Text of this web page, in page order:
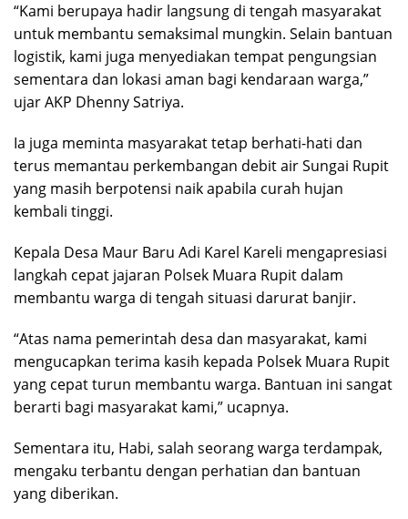
“Kami berupaya hadir langsung di tengah masyarakat
untuk membantu semaksimal mungkin. Selain bantuan
logistik, kami juga menyediakan tempat pengungsian
sementara dan lokasi aman bagi kendaraan warga,”
ujar AKP Dhenny Satriya.
Ia juga meminta masyarakat tetap berhati-hati dan
terus memantau perkembangan debit air Sungai Rupit
yang masih berpotensi naik apabila curah hujan
kembali tinggi.
Kepala Desa Maur Baru Adi Karel Kareli mengapresiasi
langkah cepat jajaran Polsek Muara Rupit dalam
membantu warga di tengah situasi darurat banjir.
“Atas nama pemerintah desa dan masyarakat, kami
mengucapkan terima kasih kepada Polsek Muara Rupit
yang cepat turun membantu warga. Bantuan ini sangat
berarti bagi masyarakat kami,” ucapnya.
Sementara itu, Habi, salah seorang warga terdampak,
mengaku terbantu dengan perhatian dan bantuan
yang diberikan.